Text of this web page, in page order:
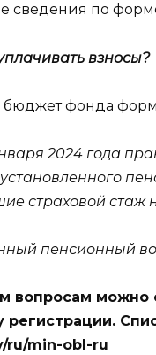
по
взносы?
бюджет фонда
2024 года
страховой стаж
пенсионный
вопросам можно
ru/min-obl-ru